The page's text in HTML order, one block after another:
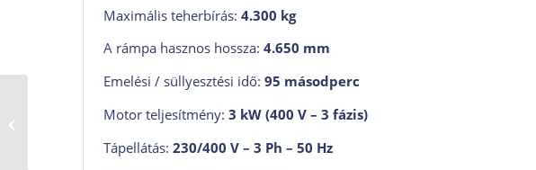
Maximális teherbírás: 4.300 kg
A rámpa hasznos hossza: 4.650 mm
Emelési / süllyesztési idő: 95 másodperc
Motor teljesítmény: 3 kW (400 V – 3 fázis)
Tápellátás: 230/400 V – 3 Ph – 50 Hz
Személygépkocsi
Teljesítménymérő pad